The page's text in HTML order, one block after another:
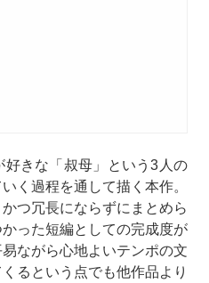
きな「叔母」という3人の
く過程を通して描く本作。
つ冗長にならずにまとめら
った短編としての完成度が
ながら心地よいテンポの文
るという点でも他作品より